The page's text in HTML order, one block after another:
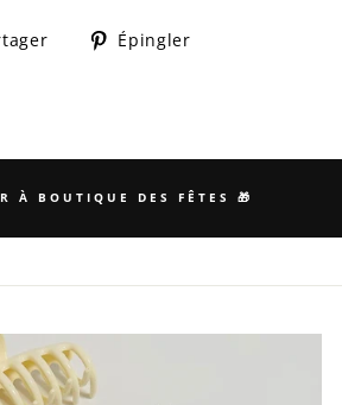
PartagerÉpingler
À BOUTIQUE DES FÊTES 🎁